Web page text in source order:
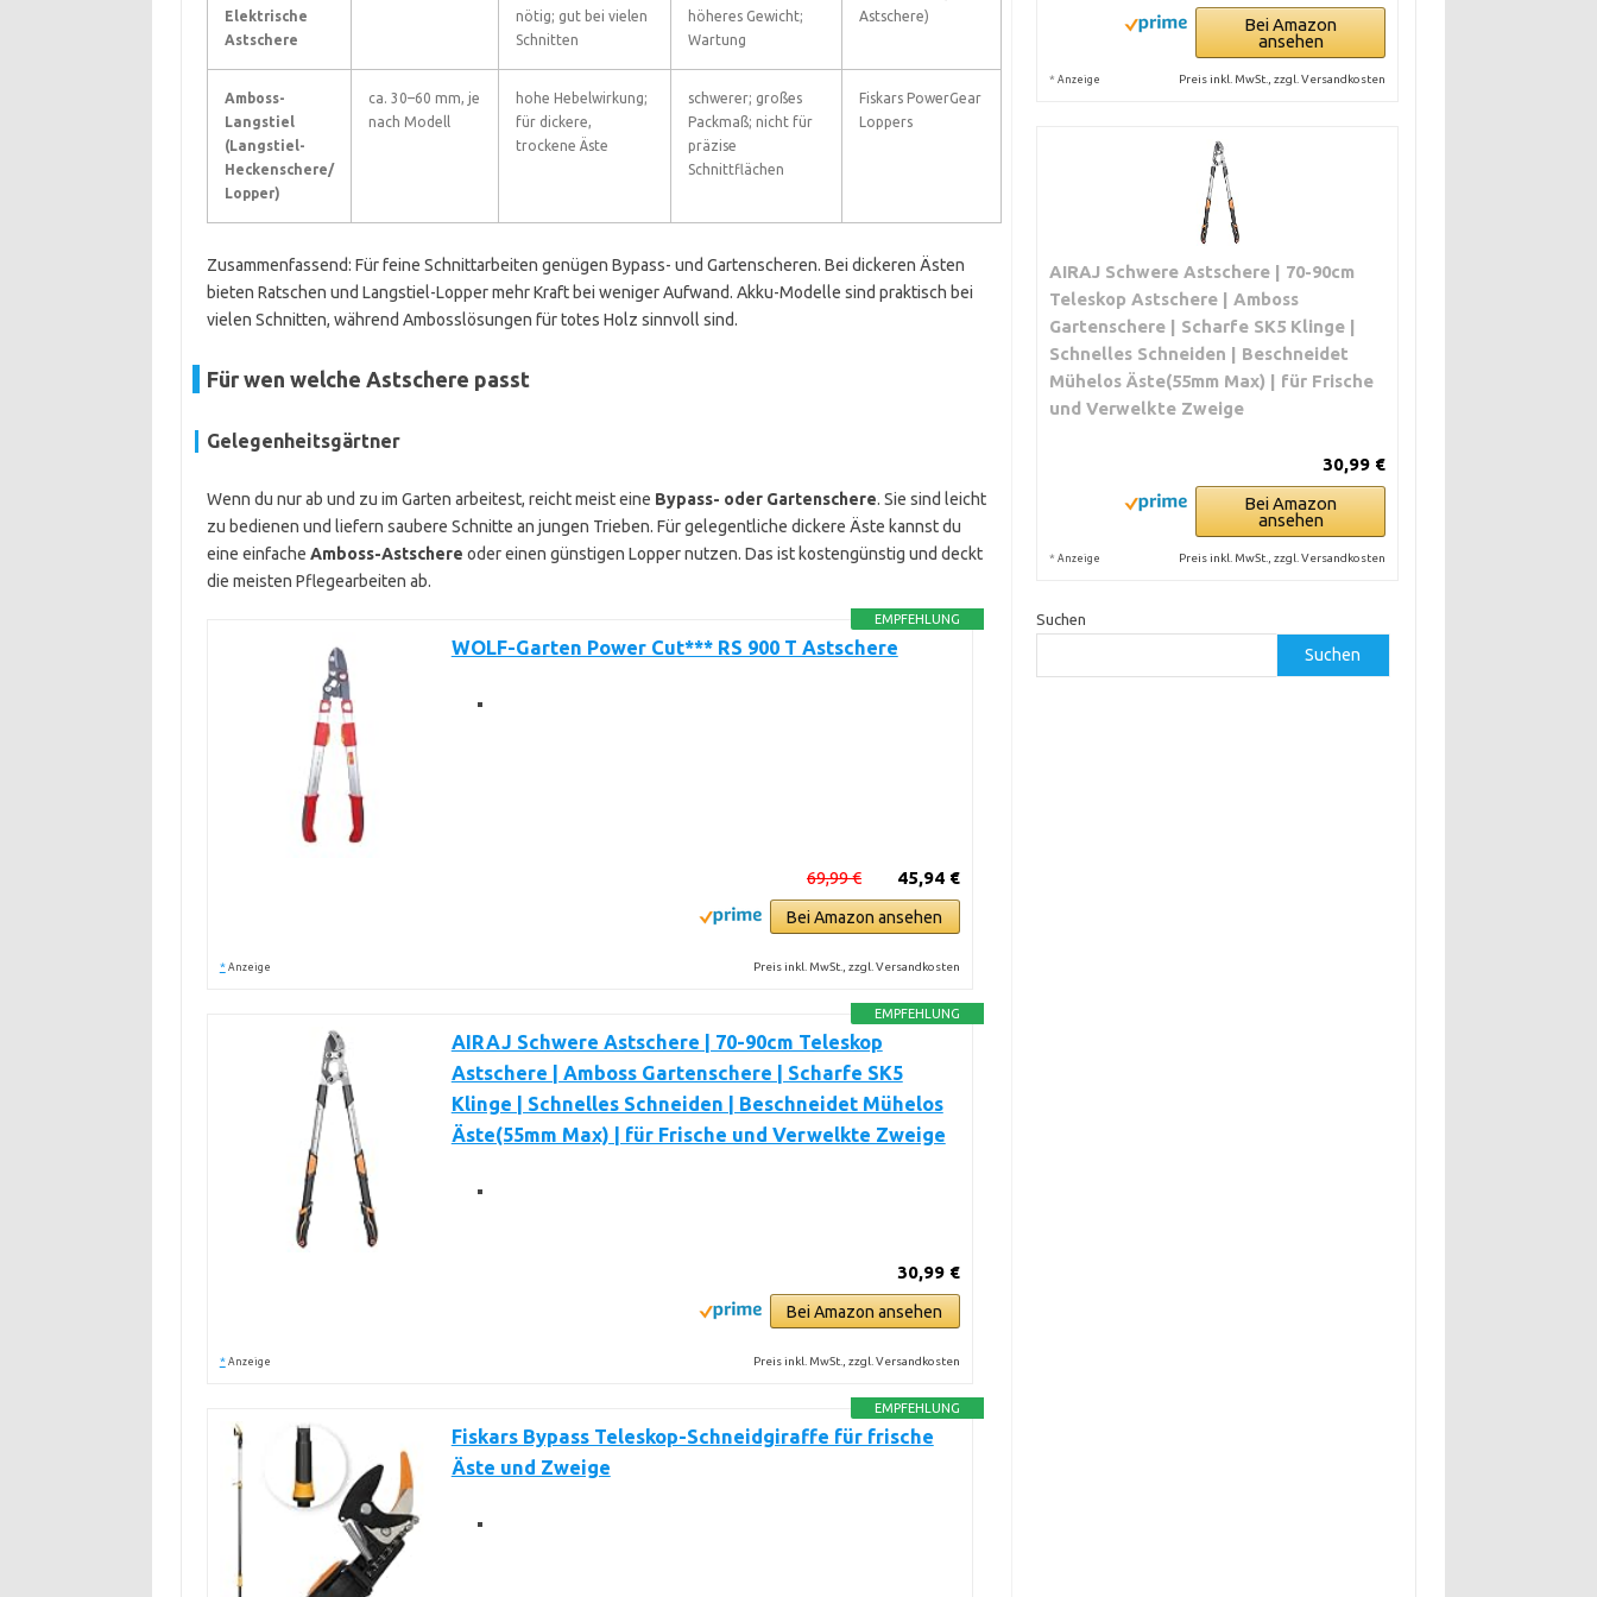
Elektrische
Astschere
nötig; gut bei vielen
Schnitten
höheres Gewicht;
Wartung
Astschere)
Amboss-
Langstiel
(Langstiel-
Heckenschere/
Lopper)
ca. 30–60 mm, je
nach Modell
hohe Hebelwirkung;
für dickere,
trockene Äste
schwerer; großes
Packmaß; nicht für
präzise
Schnittflächen
Fiskars PowerGear
Loppers
Zusammenfassend: Für feine Schnittarbeiten genügen Bypass- und Gartenscheren. Bei dickeren Ästen
bieten Ratschen und Langstiel-Lopper mehr Kraft bei weniger Aufwand. Akku-Modelle sind praktisch bei
vielen Schnitten, während Ambosslösungen für totes Holz sinnvoll sind.
Für wen welche Astschere passt
Gelegenheitsgärtner
Wenn du nur ab und zu im Garten arbeitest, reicht meist eine Bypass- oder Gartenschere. Sie sind leicht
zu bedienen und liefern saubere Schnitte an jungen Trieben. Für gelegentliche dickere Äste kannst du
eine einfache Amboss-Astschere oder einen günstigen Lopper nutzen. Das ist kostengünstig und deckt
die meisten Pflegearbeiten ab.
EMPFEHLUNG
WOLF-Garten Power Cut*** RS 900 T Astschere
45,94 €
69,99 €
Bei Amazon ansehen
* Anzeige Preis inkl. MwSt., zzgl. Versandkosten
EMPFEHLUNG
AIRAJ Schwere Astschere | 70-90cm Teleskop
Astschere | Amboss Gartenschere | Scharfe SK5
Klinge | Schnelles Schneiden | Beschneidet Mühelos
Äste(55mm Max) | für Frische und Verwelkte Zweige
30,99 €
Bei Amazon ansehen
* Anzeige Preis inkl. MwSt., zzgl. Versandkosten
EMPFEHLUNG
Fiskars Bypass Teleskop-Schneidgiraffe für frische
Äste und Zweige
Bei Amazon
ansehen
* Anzeige Preis inkl. MwSt., zzgl. Versandkosten
AIRAJ Schwere Astschere | 70-90cm
Teleskop Astschere | Amboss
Gartenschere | Scharfe SK5 Klinge |
Schnelles Schneiden | Beschneidet
Mühelos Äste(55mm Max) | für Frische
und Verwelkte Zweige
30,99 €
Bei Amazon
ansehen
* Anzeige Preis inkl. MwSt., zzgl. Versandkosten
Suchen
Suchen